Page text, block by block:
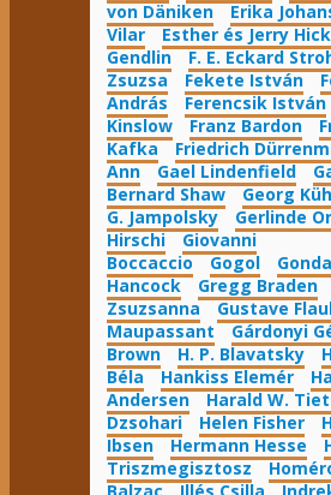
von Däniken
Erika
Vilar
Esther és Jerry
Gendlin
F. E. Eckard
Zsuzsa
Fekete István
András
Ferencsik István
Kinslow
Franz Bardon
Kafka
Friedrich
Ann
Gael Lindenfield
Bernard Shaw
Georg
G. Jampolsky
Gerlinde
Hirschi
Giovanni
Boccaccio
Gogol
Hancock
Gregg Braden
Zsuzsanna
Gustave
Maupassant
Gárdonyi
Brown
H. P. Blavatsky
Béla
Hankiss Elemér
Andersen
Harald W.
Dzsohari
Helen Fisher
Ibsen
Hermann Hesse
Triszmegisztosz